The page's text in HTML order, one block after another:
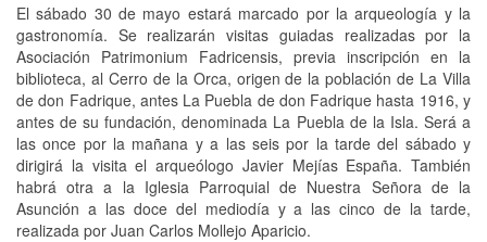
El sábado 30 de mayo estará marcado por la arqueología y la
gastronomía. Se realizarán visitas guiadas realizadas por la
Asociación Patrimonium Fadricensis, previa inscripción en la
biblioteca, al Cerro de la Orca, origen de la población de La Villa
de don Fadrique, antes La Puebla de don Fadrique hasta 1916, y
antes de su fundación, denominada La Puebla de la Isla. Será a
las once por la mañana y a las seis por la tarde del sábado y
dirigirá la visita el arqueólogo Javier Mejías España. También
habrá otra a la Iglesia Parroquial de Nuestra Señora de la
Asunción a las doce del mediodía y a las cinco de la tarde,
realizada por Juan Carlos Mollejo Aparicio.